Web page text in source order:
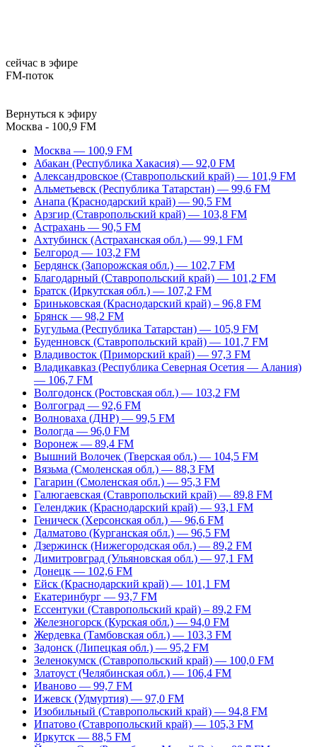
сейчас в эфире
FM-поток
Вернуться к эфиру
Москва - 100,9 FM
Москва — 100,9 FM
Абакан (Республика Хакасия) — 92,0 FM
Александровское (Ставропольский край) — 101,9 FM
Альметьевск (Республика Татарстан) — 99,6 FM
Анапа (Краснодарский край) — 90,5 FM
Арзгир (Ставропольский край) — 103,8 FM
Астрахань — 90,5 FM
Ахтубинск (Астраханская обл.) — 99,1 FM
Белгород — 103,2 FM
Бердянск (Запорожская обл.) — 102,7 FM
Благодарный (Ставропольский край) — 101,2 FM
Братск (Иркутская обл.) — 107,2 FM
Бриньковская (Краснодарский край) – 96,8 FM
Брянск — 98,2 FM
Бугульма (Республика Татарстан) — 105,9 FM
Буденновск (Ставропольский край) — 101,7 FM
Владивосток (Приморский край) — 97,3 FM
Владикавказ (Республика Северная Осетия — Алания)
— 106,7 FM
Волгодонск (Ростовская обл.) — 103,2 FM
Волгоград — 92,6 FM
Волноваха (ДНР) — 99,5 FM
Вологда — 96,0 FM
Воронеж — 89,4 FM
Вышний Волочек (Тверская обл.) — 104,5 FM
Вязьма (Смоленская обл.) — 88,3 FM
Гагарин (Смоленская обл.) — 95,3 FM
Галюгаевская (Ставропольский край) — 89,8 FM
Геленджик (Краснодарский край) — 93,1 FM
Геническ (Херсонская обл.) — 96,6 FM
Далматово (Курганская обл.) — 96,5 FM
Дзержинск (Нижегородская обл.) — 89,2 FM
Димитровград (Ульяновская обл.) — 97,1 FM
Донецк — 102,6 FM
Ейск (Краснодарский край) — 101,1 FM
Екатеринбург — 93,7 FM
Ессентуки (Ставропольский край) – 89,2 FM
Железногорск (Курская обл.) — 94,0 FM
Жердевка (Тамбовская обл.) — 103,3 FM
Задонск (Липецкая обл.) — 95,2 FM
Зеленокумск (Ставропольский край) — 100,0 FM
Златоуст (Челябинская обл.) — 106,4 FM
Иваново — 99,7 FM
Ижевск (Удмуртия) — 97,0 FM
Изобильный (Ставропольский край) — 94,8 FM
Ипатово (Ставропольский край) — 105,3 FM
Иркутск — 88,5 FM